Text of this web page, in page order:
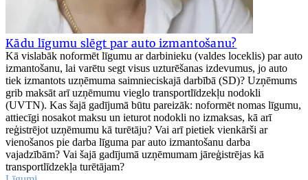
Kādu līgumu slēgt par auto izmantošanu?
Kā vislabāk noformēt līgumu ar darbinieku (valdes loceklis) par auto
izmantošanu, lai varētu segt visus uzturēšanas izdevumus, jo auto
tiek izmantots uzņēmuma saimnieciskajā darbībā (SD)? Uzņēmums
grib maksāt arī uzņēmumu vieglo transportlīdzekļu nodokli
(UVTN). Kas šajā gadījumā būtu pareizāk: noformēt nomas līgumu,
attiecīgi nosakot maksu un ieturot nodokli no izmaksas, kā arī
reģistrējot uzņēmumu kā turētāju? Vai arī pietiek vienkārši ar
vienošanos pie darba līguma par auto izmantošanu darba
vajadzībām? Vai šajā gadījumā uzņēmumam jāreģistrējas kā
transportlīdzekļa turētājam?